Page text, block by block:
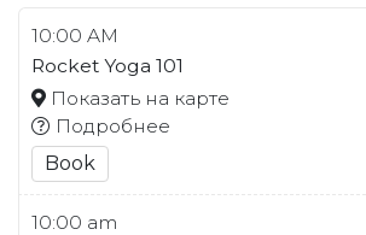
10:00 AM
Rocket Yoga 101
Показать на карте
Подробнее
Book
10:00 am